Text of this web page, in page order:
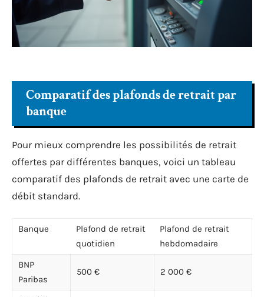
Comparatif des plafonds de retrait par
banque
Pour mieux comprendre les possibilités de retrait
offertes par différentes banques, voici un tableau
comparatif des plafonds de retrait avec une carte de
débit standard.
Banque
Plafond de retrait
quotidien
Plafond de retrait
hebdomadaire
BNP
Paribas
500 € 2 000 €